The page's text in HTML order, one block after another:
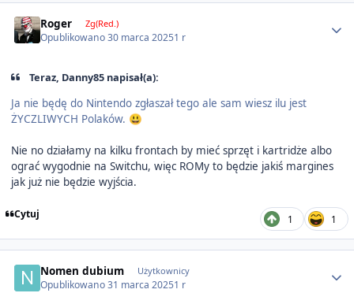
Roger Zg(Red.)
Opublikowano30 marca 20251 r
Teraz, Danny85 napisał(a):
Ja nie będę do Nintendo zgłaszał tego ale sam wiesz ilu jest
ŻYCZLIWYCH Polaków. 😃
Nie no działamy na kilku frontach by mieć sprzęt i kartridże albo
ograć wygodnie na Switchu, więc ROMy to będzie jakiś margines
jak już nie będzie wyjścia.
Cytuj 1 1
Nomen dubium Użytkownicy
Opublikowano31 marca 20251 r